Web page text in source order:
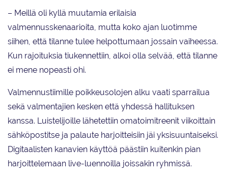
– Meillä oli kyllä muutamia erilaisia
valmennusskenaarioita, mutta koko ajan luotimme
siihen, että tilanne tulee helpottumaan jossain vaiheessa.
Kun rajoituksia tiukennettiin, alkoi olla selvää, että tilanne
ei mene nopeasti ohi.
Valmennustiimille poikkeusolojen alku vaati sparrailua
sekä valmentajien kesken että yhdessä hallituksen
kanssa. Luistelijoille lähetettiin omatoimitreenit viikoittain
sähköpostitse ja palaute harjoitteisiin jäi yksisuuntaiseksi.
Digitaalisten kanavien käyttöä päästiin kuitenkin pian
harjoittelemaan live-luennoilla joissakin ryhmissä.